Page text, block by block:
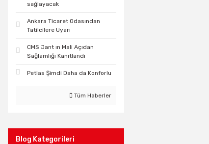
sağlayacak
Ankara Ticaret Odasından
Tatilcilere Uyarı
CMS Jant ın Mali Açıdan
Sağlamlığı Kanıtlandı
Petlas Şimdi Daha da Konforlu
Tüm Haberler
Blog Kategorileri